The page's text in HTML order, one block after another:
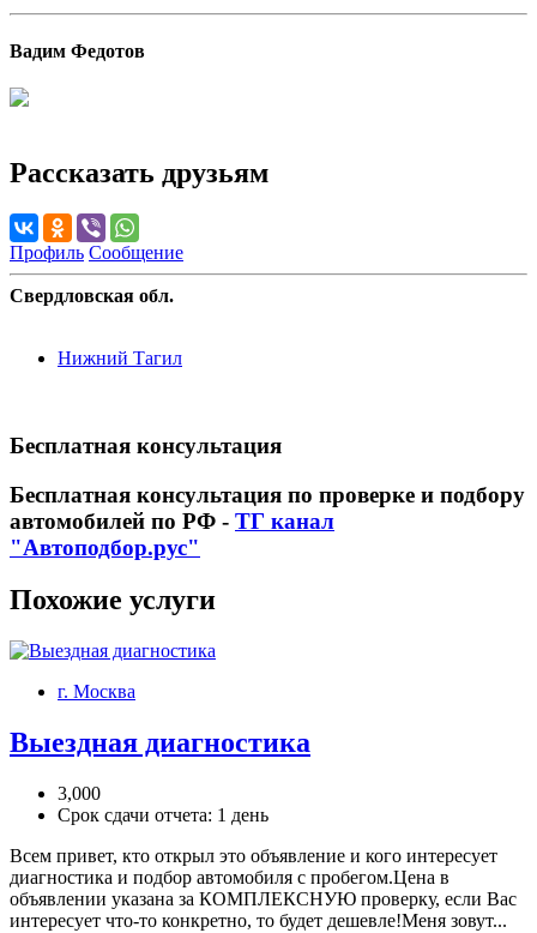
Вадим Федотов
Рассказать друзьям
Профиль Сообщение
Свердловская обл.
Нижний Тагил
Бесплатная консультация
Бесплатная консультация по проверке и подбору
автомобилей по РФ - ТГ канал
"Автоподбор.рус"
Похожие услуги
г. Москва
Выездная диагностика
3,000
Срок сдачи отчета: 1 день
Всем привет, кто открыл это объявление и кого интересует
диагностика и подбор автомобиля с пробегом.Цена в
объявлении указана за КОМПЛЕКСНУЮ проверку, если Вас
интересует что-то конкретно, то будет дешевле!Меня зовут...